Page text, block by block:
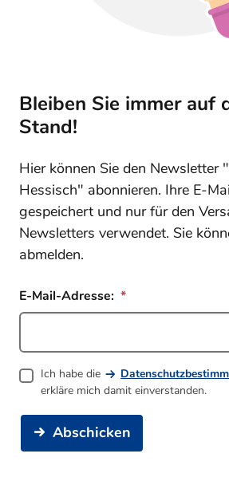
Bleiben Sie immer auf
Stand!
Hier können Sie den Newsletter
Hessisch" abonnieren. Ihre E-
gespeichert und nur für den
Newsletters verwendet. Sie
abmelden.
E-Mail-Adresse:
Ich habe die
erkläre mich damit einverstanden.
Abschicken